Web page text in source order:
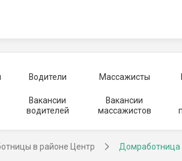
Водители Массажисты
Вакансии
водителей
Вакансии
массажистов
в районе Центр Домработница